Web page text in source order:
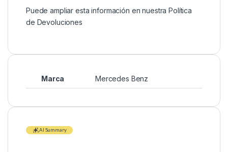
Puede ampliar esta información en nuestraPolítica
de Devoluciones
Marca Mercedes Benz
AI Summary